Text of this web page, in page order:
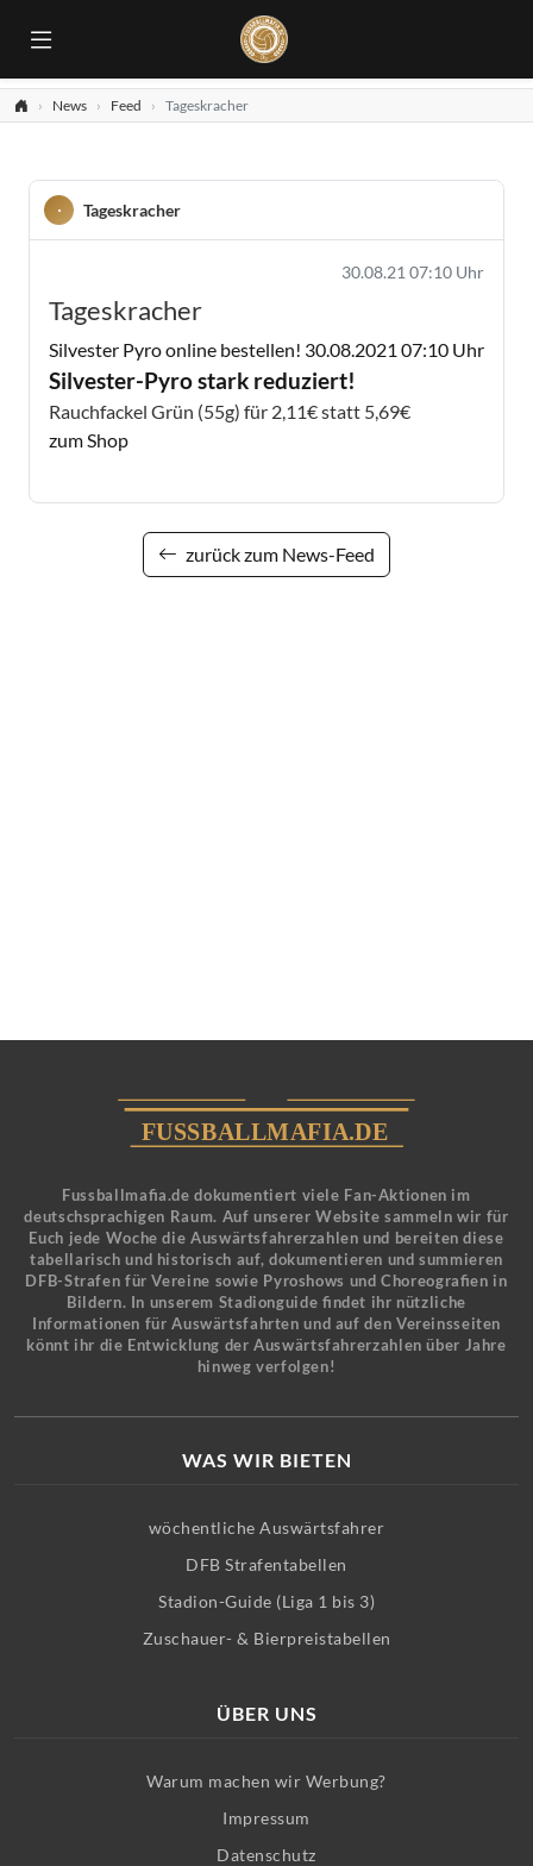
News Feed Tageskracher
Tageskracher
30.08.21 07:10 Uhr
Tageskracher
Silvester Pyro online bestellen! 30.08.2021 07:10 Uhr
Silvester-Pyro stark reduziert!
Rauchfackel Grün (55g) für 2,11€ statt 5,69€
zum Shop
zurück zum News-Feed
Fussballmafia.de dokumentiert viele Fan-Aktionen im
deutschsprachigen Raum. Auf unserer Website sammeln wir für
Euch jede Woche die Auswärtsfahrerzahlen und bereiten diese
tabellarisch und historisch auf, dokumentieren und summieren
DFB-Strafen für Vereine sowie Pyroshows und Choreografien in
Bildern. In unserem Stadionguide findet ihr nützliche
Informationen für Auswärtsfahrten und auf den Vereinsseiten
könnt ihr die Entwicklung der Auswärtsfahrerzahlen über Jahre
hinweg verfolgen!
WAS WIR BIETEN
wöchentliche Auswärtsfahrer
DFB Strafentabellen
Stadion-Guide (Liga 1 bis 3)
Zuschauer- & Bierpreistabellen
ÜBER UNS
Warum machen wir Werbung?
Impressum
Datenschutz